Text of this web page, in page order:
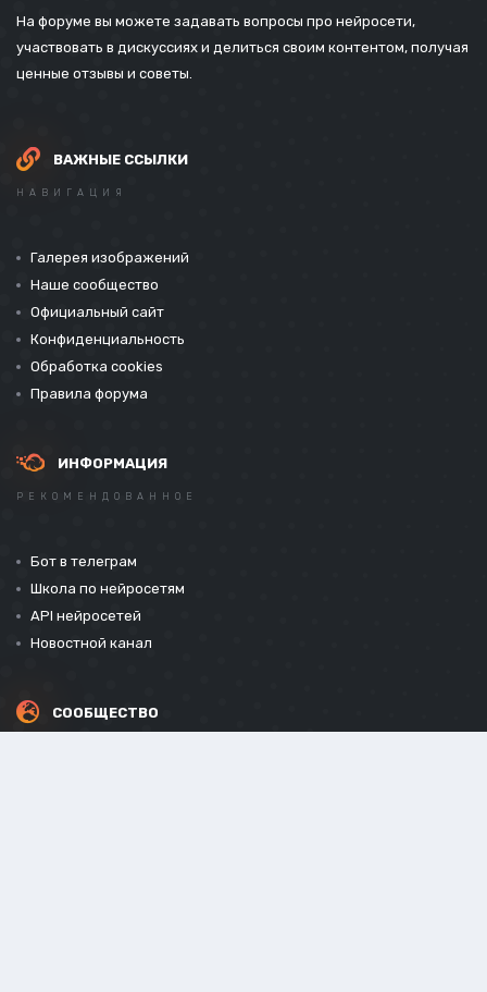
На форуме вы можете задавать вопросы про нейросети,
участвовать в дискуссиях и делиться своим контентом, получая
ценные отзывы и советы.
ВАЖНЫЕ ССЫЛКИ
НАВИГАЦИЯ
Галерея изображений
Наше сообщество
Официальный сайт
Конфиденциальность
Обработка cookies
Правила форума
ИНФОРМАЦИЯ
РЕКОМЕНДОВАННОЕ
Бот в телеграм
Школа по нейросетям
API нейросетей
Новостной канал
СООБЩЕСТВО